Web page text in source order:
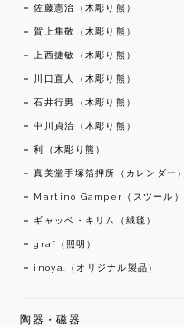
佐藤憲治（木彫り熊）
賀上隼敬（木彫り熊）
上西捷敏（木彫り熊）
川口直人（木彫り熊）
石井行男（木彫り熊）
中川貞治（木彫り熊）
利（木彫り熊）
真美堂手塚箔押所（カレンダー）
Martino Gamper（スツール）
ギャッベ・キリム（絨毯）
graf（照明）
inoya.（オリジナル製品）
陶器・磁器